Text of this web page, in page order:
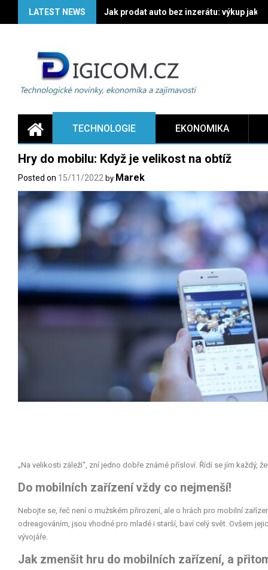
LATEST NEWS Jak prodat auto bez inzerátu: výkup jako
TECHNOLOGIE EKONOMIKA
Hry do mobilu: Když je velikost na obtíž
Posted on 15/11/2022 by Marek
„Na velikosti záleží“, zní jedno dobře známé přísloví. Řídí se jím každý,
Do mobilních zařízení vždy co nejmenší!
Nebojte se, řeč není o mužském přirození, ale o hrách pro mobilní
odreagováním, jsou vhodné pro mladé i starší, baví celý svět. Ovšem
vývojáře.
Jak zmenšit hru do mobilních zařízení, a